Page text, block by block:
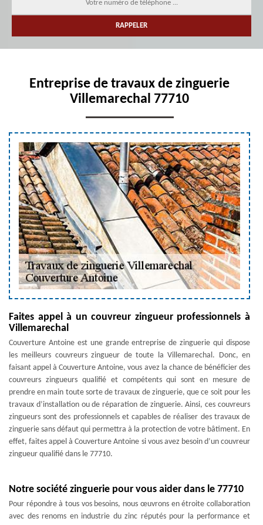
Entreprise de travaux de zinguerie
Villemarechal 77710
Faites appel à un couvreur zingueur professionnels à
Villemarechal
Couverture Antoine est une grande entreprise de zinguerie qui dispose
les meilleurs couvreurs zingueur de toute la Villemarechal. Donc, en
faisant appel à Couverture Antoine, vous avez la chance de bénéficier des
couvreurs zingueurs qualifié et compétents qui sont en mesure de
prendre en main toute sorte de travaux de zinguerie, que ce soit pour les
travaux d’installation ou de réparation de zinguerie. Ainsi, ces couvreurs
zingueurs sont des professionnels et capables de réaliser des travaux de
zinguerie sans défaut qui permettra à la protection de votre bâtiment. En
effet, faites appel à Couverture Antoine si vous avez besoin d’un couvreur
zingueur qualifié dans le 77710.
Notre société zinguerie pour vous aider dans le 77710
Pour répondre à tous vos besoins, nous œuvrons en étroite collaboration
avec des renoms en industrie du zinc réputés pour la performance et